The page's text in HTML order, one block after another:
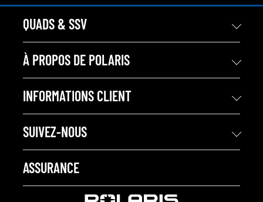
QUADS & SSV
À PROPOS DE POLARIS
INFORMATIONS CLIENT
SUIVEZ-NOUS
ASSURANCE